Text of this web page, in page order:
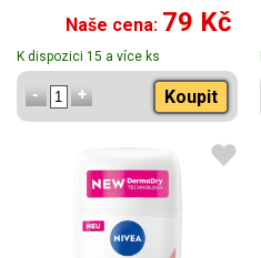
Naše cena: 79 Kč
K dispozici 15 a více ks
Koupit